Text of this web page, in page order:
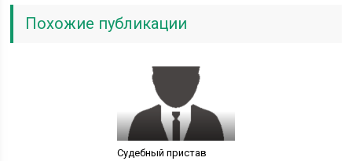
Похожие публикации
Судебный пристав